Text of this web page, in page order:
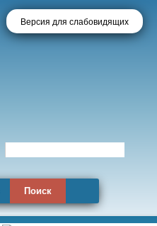
Версия для слабовидящих
Поиск